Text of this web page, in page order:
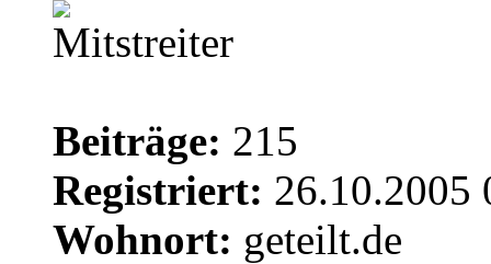
Beiträge: 215
Registriert: 26.10.2005
Wohnort: geteilt.de